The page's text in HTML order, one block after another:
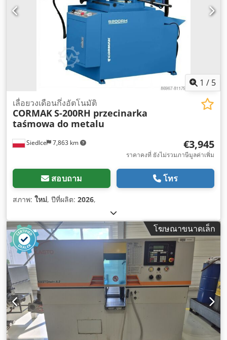
1 / 5
Siedlce 7,863 km
เลื่อยวงเดือนกึ่งอัตโนมัติ
CORMAKS-200RH przecinarka
taśmowa do metalu
€3,945
ราคาคงที่ ยังไม่รวมภาษีมูลค่าเพิ่ม
สอบถาม โทร
สภาพ: ใหม่, ปีที่ผลิต: 2026,
โฆษณาขนาดเล็ก